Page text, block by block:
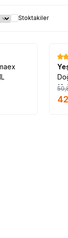
Stoktakiler
%17
10